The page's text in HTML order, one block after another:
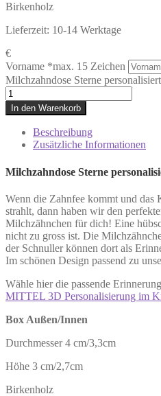
Birkenholz
Lieferzeit: 10-14 Werktage
€
Vorname *max. 15 Zeichen
Milchzahndose Sterne
In den Warenkorb
Beschreibung
Zusätzliche Informationen
Milchzahndose Sterne
Wenn die Zahnfee kommt und das
strahlt, dann haben wir den
Milchzähnchen für dich! Eine
nicht zu gross ist. Die
der Schnuller können dort als
Im schönen Design passend zu
Wähle hier die passende
MITTEL 3D Personalisierung im
Box Außen/Innen
Durchmesser 4 cm/3,3cm
Höhe 3 cm/2,7cm
Birkenholz